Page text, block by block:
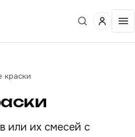
краски
или их смесей с